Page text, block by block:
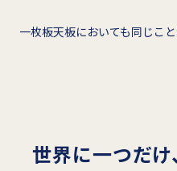
一枚板天板においても同じこと
世界に一つだ